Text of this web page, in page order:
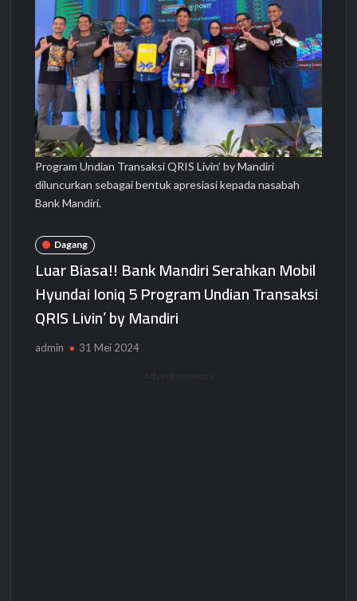
Program Undian Transaksi QRIS Livin’ by Mandiri
diluncurkan sebagai bentuk apresiasi kepada nasabah
Bank Mandiri.
Dagang
Luar Biasa!! Bank Mandiri Serahkan Mobil
Hyundai Ioniq 5 Program Undian Transaksi
QRIS Livin’ by Mandiri
admin 31 Mei 2024